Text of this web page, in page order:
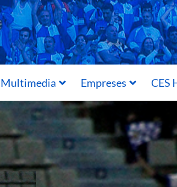
Multimedia Empreses CES